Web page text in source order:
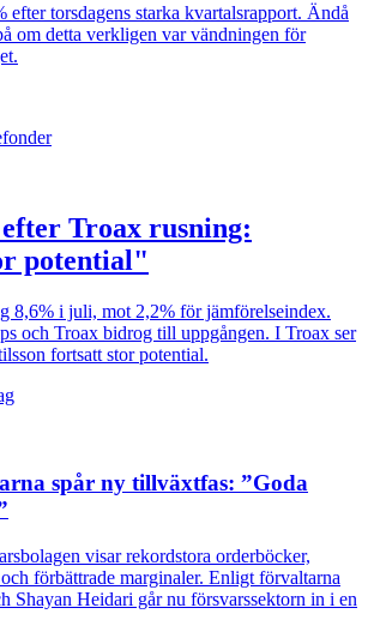
efter torsdagens starka kvartalsrapport. Ändå
om detta verkligen var vändningen för
Troax rusning:
potential"
8,6% i juli, mot 2,2% för jämförelseindex.
och Troax bidrog till uppgången. I Troax ser
fortsatt stor potential.
spår ny tillväxtfas: ”Goda
visar rekordstora orderböcker,
förbättrade marginaler. Enligt förvaltarna
Shayan Heidari går nu försvarssektorn in i en